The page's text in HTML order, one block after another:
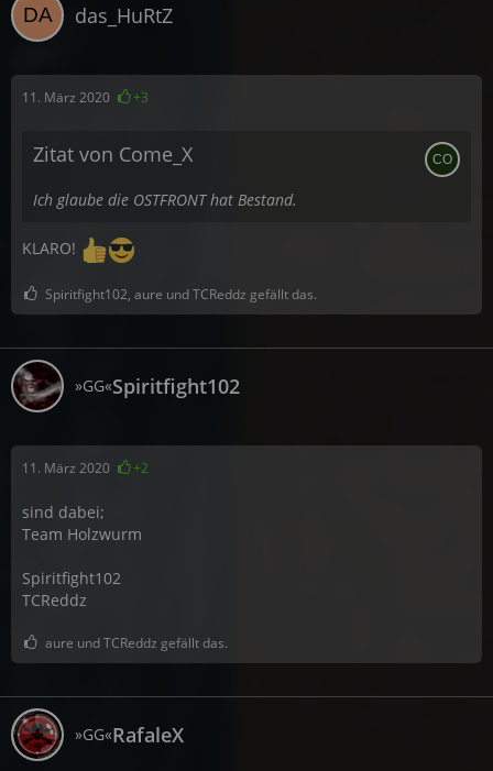
das_HuRtZ
11. März 2020 +3
Zitat von Come_X
Ich glaube die OSTFRONT hat Bestand.
KLARO!
Spiritfight102, aure und TCReddz gefällt das.
»GG«Spiritfight102
11. März 2020 +2
sind dabei;
Team Holzwurm
Spiritfight102
TCReddz
aure und TCReddz gefällt das.
»GG«RafaleX